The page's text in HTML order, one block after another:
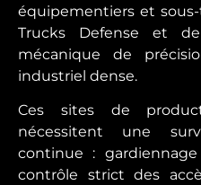
équipementiers et
Trucks Defense et
mécanique de
industriel dense.
Ces sites de
nécessitent une
continue :
contrôle strict des